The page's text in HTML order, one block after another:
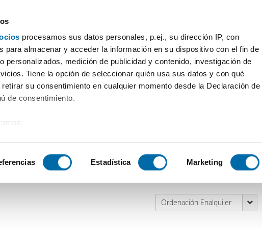
procesamos sus datos personales, p.ej., su dirección IP, con
para almacenar y acceder la información en su dispositivo con el fin de
personalizados, medición de publicidad y contenido, investigación de
Tiene la opción de seleccionar quién usa sus datos y con qué
su consentimiento en cualquier momento desde la Declaración de
de consentimiento.
activamente para buscar características específicas (huellas
. Puede cambiar o retirar su consentimiento en cualquier momento
Estadística Marketing
Habitaciones Más filtros
precio, llámanos o consulta nuestra web!
Ordenación Enalquiler